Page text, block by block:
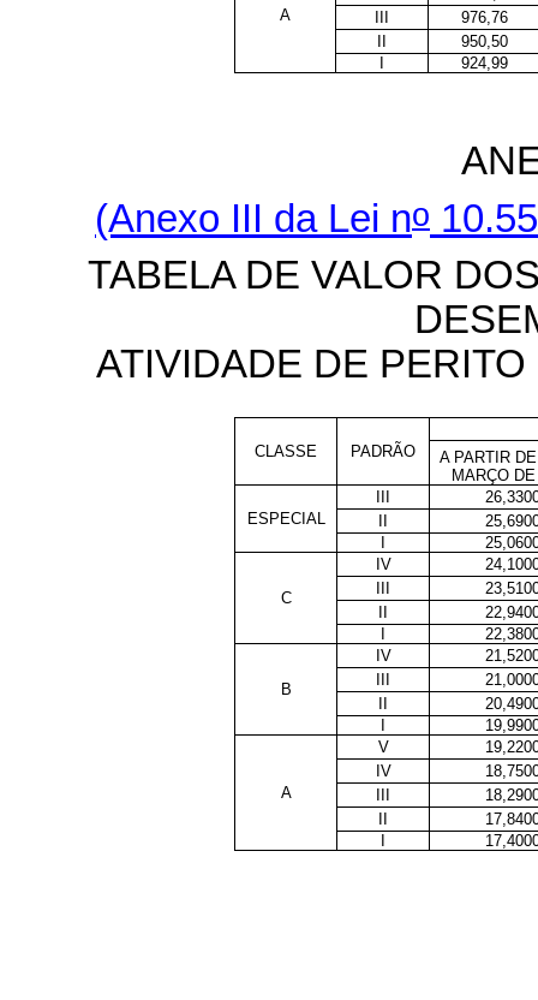
A
III
976,76
II
950,50
I
924,99
(Anexo III da Lei no
TABELA DE VALOR
ATIVIDADE DE
CLASSE PADRÃO
A PARTIR
MARÇO
ESPECIAL
C
IV
B
IV
A
V
IV